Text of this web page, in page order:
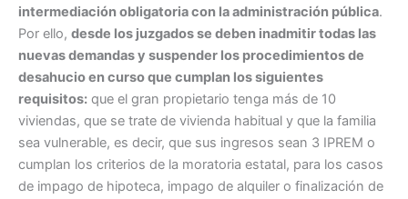
intermediación obligatoria con la administración pública.
Por ello, desde los juzgados se deben inadmitir todas las
nuevas demandas y suspender los procedimientos de
desahucio en curso que cumplan lossiguientes
requisitos: que el gran propietario tenga más de 10
viviendas, que se trate de vivienda habitual y que la familia
sea vulnerable, es decir, que sus ingresos sean 3 IPREM o
cumplan los criterios de la moratoria estatal, para los casos
de impago de hipoteca, impago de alquiler o finalización de